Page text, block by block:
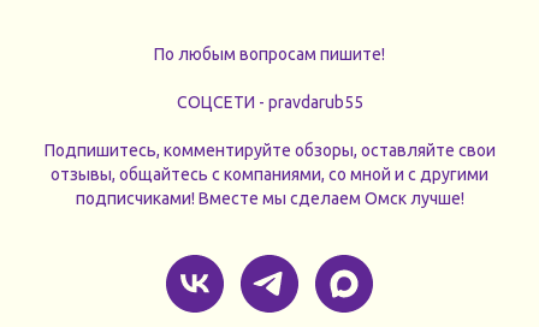
По любым вопросам пишите!
СОЦСЕТИ - pravdarub55
Подпишитесь, комментируйте обзоры, оставляйте свои
отзывы, общайтесь с компаниями, со мной и с другими
подписчиками! Вместе мы сделаем Омск лучше!